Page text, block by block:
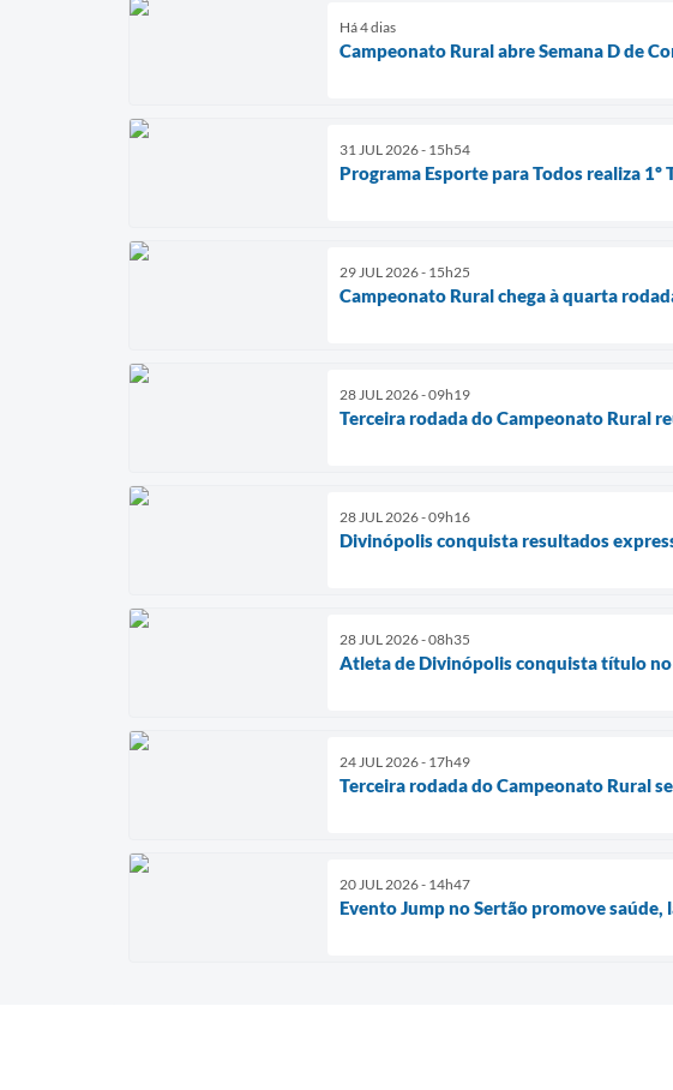
Há 4 dias
Campeonato Rural abre Semana D de
31 JUL 2026 - 15h54
Programa Esporte para Todos realiza
29 JUL 2026 - 15h25
Campeonato Rural chega à quarta
28 JUL 2026 - 09h19
Terceira rodada do Campeonato Rural
28 JUL 2026 - 09h16
Divinópolis conquista resultados
28 JUL 2026 - 08h35
Atleta de Divinópolis conquista título
24 JUL 2026 - 17h49
Terceira rodada do Campeonato Rural
20 JUL 2026 - 14h47
Evento Jump no Sertão promove